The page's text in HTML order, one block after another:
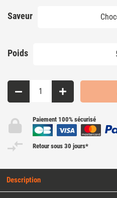
Saveur
Poids
Paiement 100% sécurisé
Retour sous 30 jours*
Description